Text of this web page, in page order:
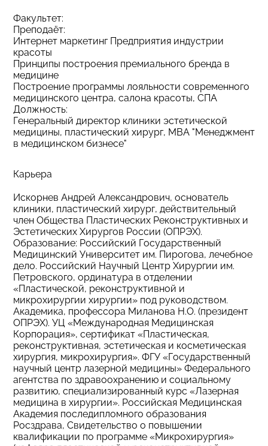
Факультет:
Преподаёт:
Интернет маркетинг Предприятия индустрии
красоты
Принципы построения премиального бренда в
медицине
Построение программы лояльности современного
медицинского центра, салона красоты, СПА
Должность:
Генеральный директор клиники эстетической
медицины, пластический хирург, MBA "Менеджмент
в медицинском бизнесе"
Карьера
Искорнев Андрей Александрович, основатель
клиники, пластический хирург, действительный
член Общества Пластических Реконструктивных и
Эстетических Хирургов России (ОПРЭХ).
Образование: Российский Государственный
Медицинский Университет им. Пирогова, лечебное
дело. Российский Научный Центр Хирургии им.
Петровского, ординатура в отделении
«Пластической, реконструктивной и
микрохирургии хирургии» под руководством.
Академика, профессора Миланова Н.О. (президент
ОПРЭХ). УЦ «Международная Медицинская
Корпорация», сертификат «Пластическая,
реконструктивная, эстетическая и косметическая
хирургия, микрохирургия». ФГУ «Государственный
научный центр лазерной медицины» Федерального
агентства по здравоохранению и социальному
развитию, специализированный курс «Лазерная
медицина в хирургии». Российская Медицинская
Академия последипломного образования
Росздрава, Свидетельство о повышении
квалификации по программе «Микрохирургия»